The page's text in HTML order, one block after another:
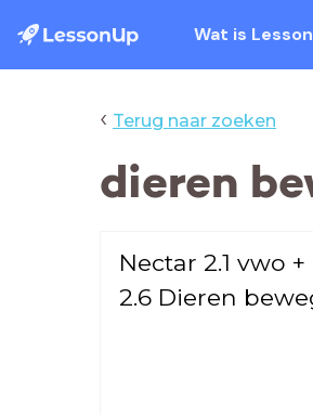
Wat is
‹ Terug naar zoeken
dieren
Nectar 2.1 vwo +
2.6 Dieren